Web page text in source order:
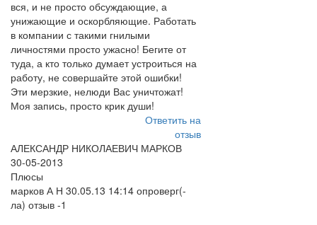
вся, и не просто обсуждающие, а
унижающие и оскорбляющие. Работать
в компании с такими гнилыми
личностями просто ужасно! Бегите от
туда, а кто только думает устроиться на
работу, не совершайте этой ошибки!
Эти мерзкие, нелюди Вас уничтожат!
Моя запись, просто крик души!
Ответить на
отзыв
АЛЕКСАНДР НИКОЛАЕВИЧ МАРКОВ
30-05-2013
Плюсы
марков А Н 30.05.13 14:14 опроверг(-
ла) отзыв -1